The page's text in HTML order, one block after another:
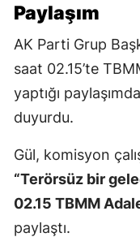
Paylaşım
AK Parti Grup
saat 02.15’te
yaptığı
duyurdu.
Gül, komisyon
“Terörsüz bir
02.15 TBMM
paylaştı.